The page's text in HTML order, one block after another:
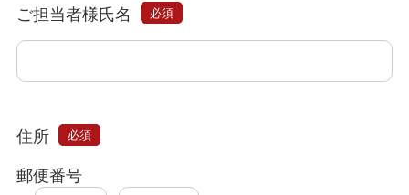
ご担当者様氏名 必須
住所 必須
郵便番号